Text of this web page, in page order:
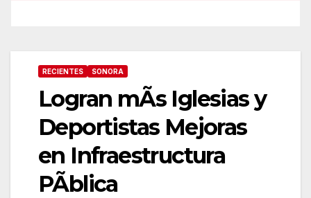
RECIENTES SONORA
Logran mÃs Iglesias y
Deportistas Mejoras
en Infraestructura
PÃblica